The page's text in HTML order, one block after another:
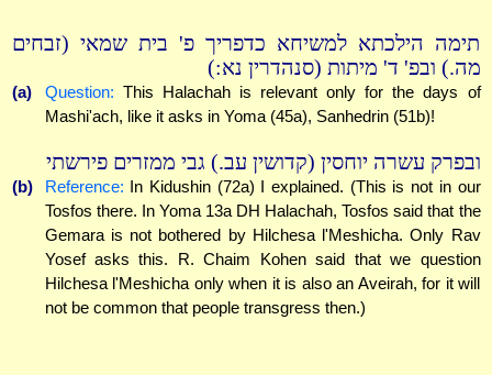
תימה הילכתא למשיחא כדפריך פ' בית שמאי (זבחים
מה.) ובפ' ד' מיתות (סנהדרין נא:)
(a) Question: This Halachah is relevant only for the days of
Mashi'ach, like it asks in Yoma (45a), Sanhedrin (51b)!
ובפרק עשרה יוחסין (קדושין עב.) גבי ממזרים פירשתי
(b) Reference: In Kidushin (72a) I explained. (This is not in our
Tosfos there. In Yoma 13a DH Halachah, Tosfos said that the
Gemara is not bothered by Hilchesa l'Meshicha. Only Rav
Yosef asks this. R. Chaim Kohen said that we question
Hilchesa l'Meshicha only when it is also an Aveirah, for it will
not be common that people transgress then.)